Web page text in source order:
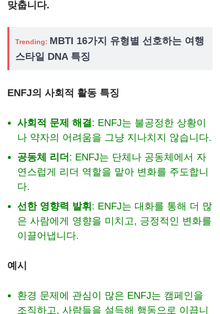
맞춥니다.
Trending: MBTI 16가지 유형별 선호하는 여행
스타일 DNA 특징
ENFJ의 사회적 활동 특징
사회적 문제 해결: ENFJ는 불공정한 상황이
나 약자의 어려움을 그냥 지나치지 않습니다.
공동체 리더 : ENFJ는 단체나 공동체에서 자
연스럽게 리더 역할을 맡아 변화를 주도합니
다.
선한 영향력 발휘 : ENFJ는 대화를 통해 더 많
은 사람에게 영향을 미치고, 긍정적인 변화를
이끌어냅니다.
예시
환경 문제에 관심이 많은 ENFJ는 캠페인을
조직하고, 사람들을 설득해 행동으로 이끕니